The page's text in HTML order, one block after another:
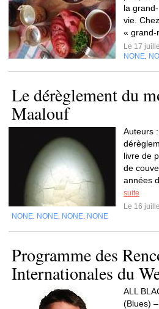
la
vie.
« grand-
Le 17
NONE
Le dérèglement du
Maalouf
Auteurs
livre de
de
années
suite
Le 16
NONE NONE NONE NONE
Programme des
Internationales du
ALL
(Blues)